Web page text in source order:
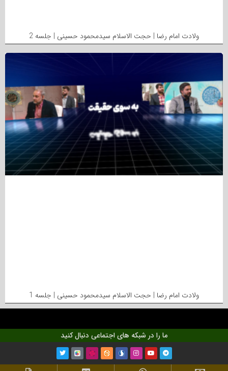
ولادت امام رضا | حجت الاسلام سیدمحمود حسینی | جلسه 2
ولادت امام رضا | حجت الاسلام سیدمحمود حسینی | جلسه 1
ما را در شبکه های اجتماعی دنبال کنید